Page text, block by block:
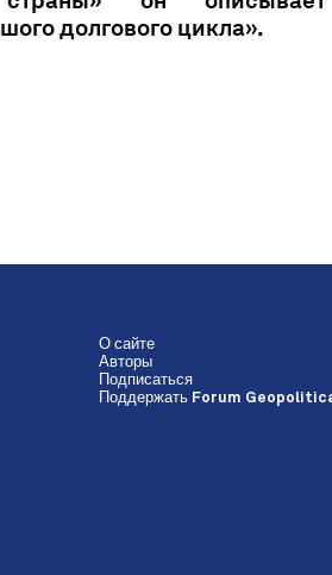
долгового цикла».
О сайте
Авторы
Подписаться
Поддержать Forum